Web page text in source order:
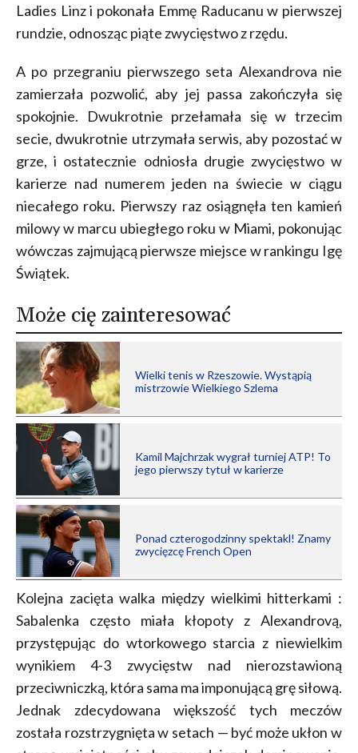
Ladies Linz i pokonała Emmę Raducanu w pierwszej
rundzie, odnosząc piąte zwycięstwo z rzędu.
A po przegraniu pierwszego seta Alexandrova nie
zamierzała pozwolić, aby jej passa zakończyła się
spokojnie. Dwukrotnie przełamała się w trzecim
secie, dwukrotnie utrzymała serwis, aby pozostać w
grze, i ostatecznie odniosła drugie zwycięstwo w
karierze nad numerem jeden na świecie w ciągu
niecałego roku. Pierwszy raz osiągnęła ten kamień
milowy w marcu ubiegłego roku w Miami, pokonując
wówczas zajmującą pierwsze miejsce w rankingu Igę
Świątek.
Może cię zainteresować
Wielki tenis w Rzeszowie. Wystąpią
mistrzowie Wielkiego Szlema
Kamil Majchrzak wygrał turniej ATP! To
jego pierwszy tytuł w karierze
Ponad czterogodzinny spektakl! Znamy
zwycięzcę French Open
Kolejna zacięta walka między wielkimi hitterkami :
Sabalenka często miała kłopoty z Alexandrovą,
przystępując do wtorkowego starcia z niewielkim
wynikiem 4-3 zwycięstw nad nierozstawioną
przeciwniczką, która sama ma imponującą grę siłową.
Jednak zdecydowana większość tych meczów
została rozstrzygnięta w setach — być może ukłon w